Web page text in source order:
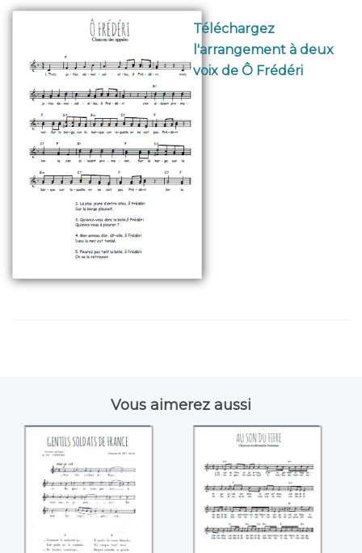
Téléchargez
l'arrangement à deux
voix de Ô Frédéri
Vous aimerez aussi
Gentils soldats de
France
Au son du fifre